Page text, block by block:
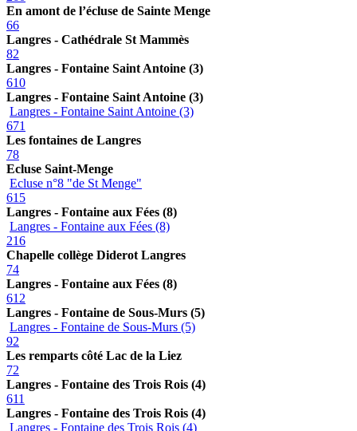
En amont de l’écluse de Sainte Menge
66
Langres - Cathédrale St Mammès
82
Langres - Fontaine Saint Antoine (3)
610
Langres - Fontaine Saint Antoine (3)
Langres - Fontaine Saint Antoine (3)
671
Les fontaines de Langres
78
Ecluse Saint-Menge
Ecluse n°8 "de St Menge"
615
Langres - Fontaine aux Fées (8)
Langres - Fontaine aux Fées (8)
216
Chapelle collège Diderot Langres
74
Langres - Fontaine aux Fées (8)
612
Langres - Fontaine de Sous-Murs (5)
Langres - Fontaine de Sous-Murs (5)
92
Les remparts côté Lac de la Liez
72
Langres - Fontaine des Trois Rois (4)
611
Langres - Fontaine des Trois Rois (4)
Langres - Fontaine des Trois Rois (4)